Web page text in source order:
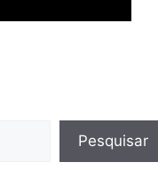
Pesquisar